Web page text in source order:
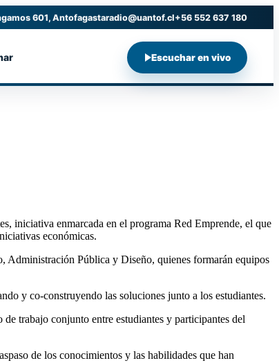
601, Antofagastaradio@uantof.cl+56 552 637 180
Escuchar en vivo
iniciativa enmarcada en el programa Red Emprende, el que
económicas.
Administración Pública y Diseño, quienes formarán equipos
y co-construyendo las soluciones junto a los estudiantes.
trabajo conjunto entre estudiantes y participantes del
de los conocimientos y las habilidades que han